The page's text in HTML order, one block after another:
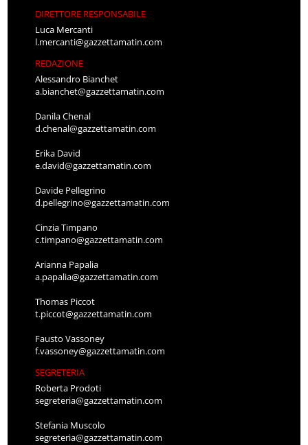
DIRETTORE RESPONSABILE
Luca Mercanti
l.mercanti@gazzettamatin.com
REDAZIONE
Alessandro Bianchet
a.bianchet@gazzettamatin.com
Danila Chenal
d.chenal@gazzettamatin.com
Erika David
e.david@gazzettamatin.com
Davide Pellegrino
d.pellegrino@gazzettamatin.com
Cinzia Timpano
c.timpano@gazzettamatin.com
Arianna Papalia
a.papalia@gazzettamatin.com
Thomas Piccot
t.piccot@gazzettamatin.com
Fausto Vassoney
f.vassoney@gazzettamatin.com
SEGRETERIA
Roberta Prodoti
segreteria@gazzettamatin.com
Stefania Muscolo
segreteria@gazzettamatin.com